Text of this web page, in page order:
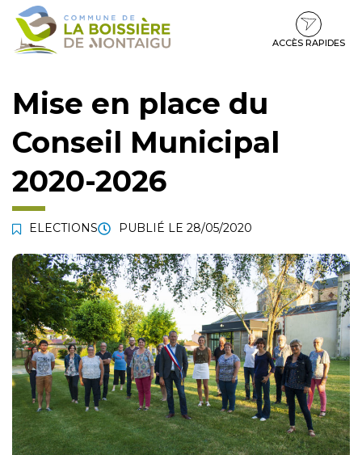
Gestion des traceurs
Aller
Aller
contenu
Aller
pied
ACCÈS RAPIDES
Mise en place du
Conseil Municipal
2020-2026
ELECTIONS PUBLIÉ LE 28/05/2020